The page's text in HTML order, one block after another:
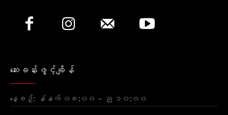
ဆေးခန်းဖွင့်ချိန်
နေ့စဥ်: နံနက် ၀၈:၀၀ - ည ၁၀:၀၀